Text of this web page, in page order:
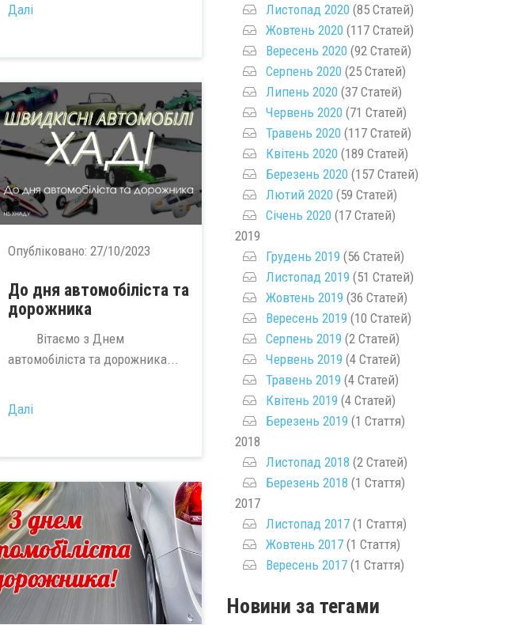
Далі
Опубліковано: 27/10/2023
До дня автомобіліста та
дорожника
Вітаємо з Днем
автомобіліста та дорожника...
Далі
Листопад 2020(85 Статей)
Жовтень 2020(117 Статей)
Вересень 2020(92 Статей)
Серпень 2020(25 Статей)
Липень 2020(37 Статей)
Червень 2020(71 Статей)
Травень 2020(117 Статей)
Квітень 2020(189 Статей)
Березень 2020(157 Статей)
Лютий 2020(59 Статей)
Січень 2020(17 Статей)
2019
Грудень 2019 (56 Статей)
Листопад 2019 (51 Статей)
Жовтень 2019 (36 Статей)
Вересень 2019 (10 Статей)
Серпень 2019 (2 Статей)
Червень 2019 (4 Статей)
Травень 2019 (4 Статей)
Квітень 2019 (4 Статей)
Березень 2019 (1 Стаття)
2018
Листопад 2018 (2 Статей)
Березень 2018 (1 Стаття)
2017
Листопад 2017(1 Стаття)
Жовтень 2017(1 Стаття)
Вересень 2017(1 Стаття)
Новини за тегами